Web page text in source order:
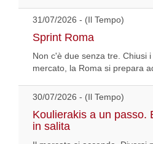
31/07/2026 - (Il Tempo)
Sprint Roma
Non c'è due senza tre. Chiusi
mercato, la Roma si prepara
30/07/2026 - (Il Tempo)
Koulierakis a un passo.
in salita